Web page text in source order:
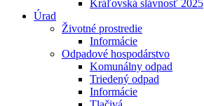
Kráľovská slávnosť 2025
Úrad
Životné prostredie
Informácie
Odpadové hospodárstvo
Komunálny odpad
Triedený odpad
Informácie